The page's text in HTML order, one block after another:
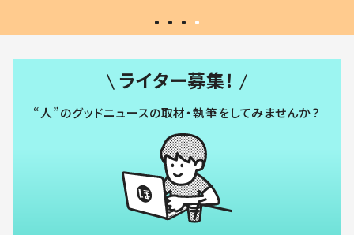
ライター募集！
“人”のグッドニュースの取材・執筆をしてみませんか？